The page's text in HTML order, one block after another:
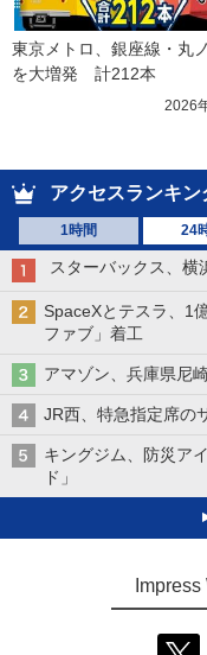
東京メトロ、銀座線・丸
を大増発　計212本
2026
アクセスランキン
1時間 24
スターバックス、横
SpaceXとテスラ、1
ファブ」着工
アマゾン、兵庫県尼
JR西、特急指定席
キングジム、防災ア
ド」